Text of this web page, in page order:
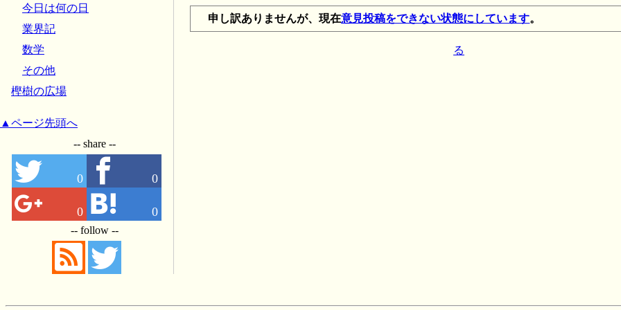
申し訳ありませんが、現在意見投稿をできない状態にしています。
る
今日は何の日
業界記
数学
その他
樫樹の広場
▲ページ先頭へ
-- share --
0 0
0 0
-- follow --